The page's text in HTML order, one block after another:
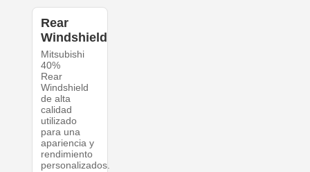
Rear
Windshield
Mitsubishi
40%
Rear
Windshield
de alta
calidad
utilizado
para una
apariencia y
rendimiento
personalizados.